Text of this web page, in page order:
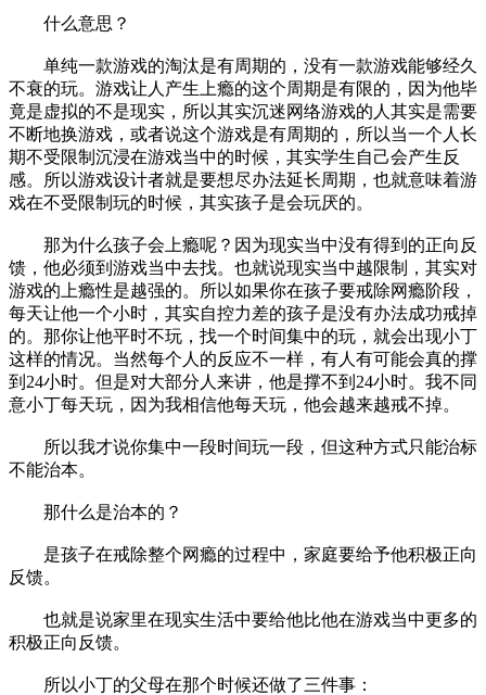
什么意思？
单纯一款游戏的淘汰是有周期的，没有一款游戏能够经久
不衰的玩。游戏让人产生上瘾的这个周期是有限的，因为他毕
竟是虚拟的不是现实，所以其实沉迷网络游戏的人其实是需要
不断地换游戏，或者说这个游戏是有周期的，所以当一个人长
期不受限制沉浸在游戏当中的时候，其实学生自己会产生反
感。所以游戏设计者就是要想尽办法延长周期，也就意味着游
戏在不受限制玩的时候，其实孩子是会玩厌的。
那为什么孩子会上瘾呢？因为现实当中没有得到的正向反
馈，他必须到游戏当中去找。也就说现实当中越限制，其实对
游戏的上瘾性是越强的。所以如果你在孩子要戒除网瘾阶段，
每天让他一个小时，其实自控力差的孩子是没有办法成功戒掉
的。那你让他平时不玩，找一个时间集中的玩，就会出现小丁
这样的情况。当然每个人的反应不一样，有人有可能会真的撑
到24小时。但是对大部分人来讲，他是撑不到24小时。我不同
意小丁每天玩，因为我相信他每天玩，他会越来越戒不掉。
所以我才说你集中一段时间玩一段，但这种方式只能治标
不能治本。
那什么是治本的？
是孩子在戒除整个网瘾的过程中，家庭要给予他积极正向
反馈。
也就是说家里在现实生活中要给他比他在游戏当中更多的
积极正向反馈。
所以小丁的父母在那个时候还做了三件事：